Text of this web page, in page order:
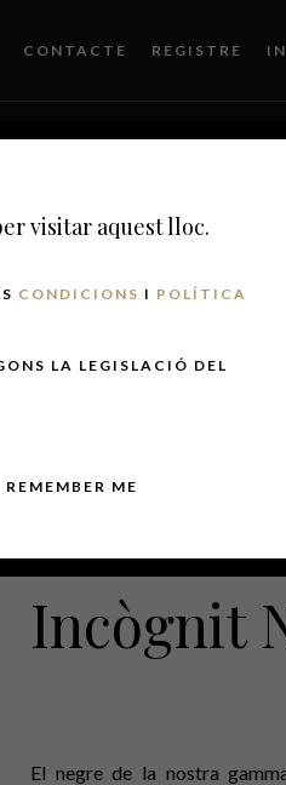
CONTACTE REGISTRE
DE VENDA
MAS RODÓ
Incògnit
El negre de la nostra
visitar aquest lloc.
CONDICIONS I POLÍTICA
LA LEGISLACIÓ DEL
REMEMBER ME